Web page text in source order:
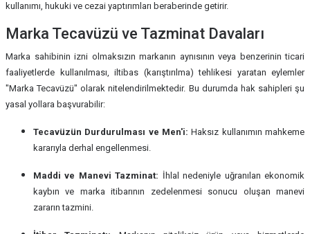
kullanımı, hukuki ve cezai yaptırımları beraberinde getirir.
Marka Tecavüzü ve Tazminat Davaları
Marka sahibinin izni olmaksızın markanın aynısının veya benzerinin ticari
faaliyetlerde kullanılması, iltibas (karıştırılma) tehlikesi yaratan eylemler
"Marka Tecavüzü" olarak nitelendirilmektedir. Bu durumda hak sahipleri şu
yasal yollara başvurabilir:
Tecavüzün Durdurulması ve Men'i: Haksız kullanımın mahkeme
kararıyla derhal engellenmesi.
Maddi ve Manevi Tazminat: İhlal nedeniyle uğranılan ekonomik
kaybın ve marka itibarının zedelenmesi sonucu oluşan manevi
zararın tazmini.